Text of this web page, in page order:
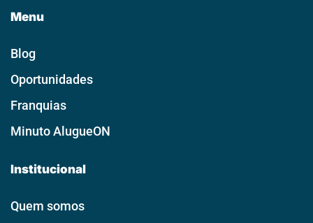
Menu
Blog
Oportunidades
Franquias
Minuto AlugueON
Institucional
Quem somos